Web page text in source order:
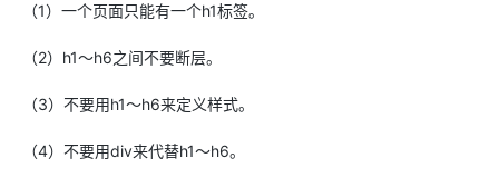
（1）一个页面只能有一个h1标签。
（2）h1～h6之间不要断层。
（3）不要用h1～h6来定义样式。
（4）不要用div来代替h1～h6。